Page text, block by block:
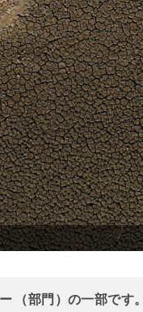
（部門）の一部です。